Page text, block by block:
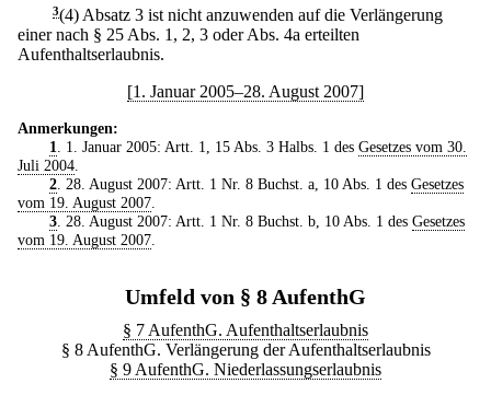
3(4) Absatz 3 ist nicht anzuwenden auf die Verlängerung
einer nach § 25 Abs. 1, 2, 3 oder Abs. 4a erteilten
Aufenthaltserlaubnis.
[1. Januar 2005–28. August 2007]
Anmerkungen:
1
. 1. Januar 2005: Artt. 1, 15 Abs. 3 Halbs. 1 des Gesetzes vom 30.
Juli 2004
2. 28. August 2007: Artt. 1 Nr. 8 Buchst. a, 10 Abs. 1 des Gesetzes
vom 19. August 2007
3. 28. August 2007: Artt. 1 Nr. 8 Buchst. b, 10 Abs. 1 des Gesetzes
vom 19. August 2007
Umfeld von § 8 AufenthG
§ 7 AufenthG. Aufenthaltserlaubnis
§ 8 AufenthG. Verlängerung der Aufenthaltserlaubnis
§ 9 AufenthG. Niederlassungserlaubnis